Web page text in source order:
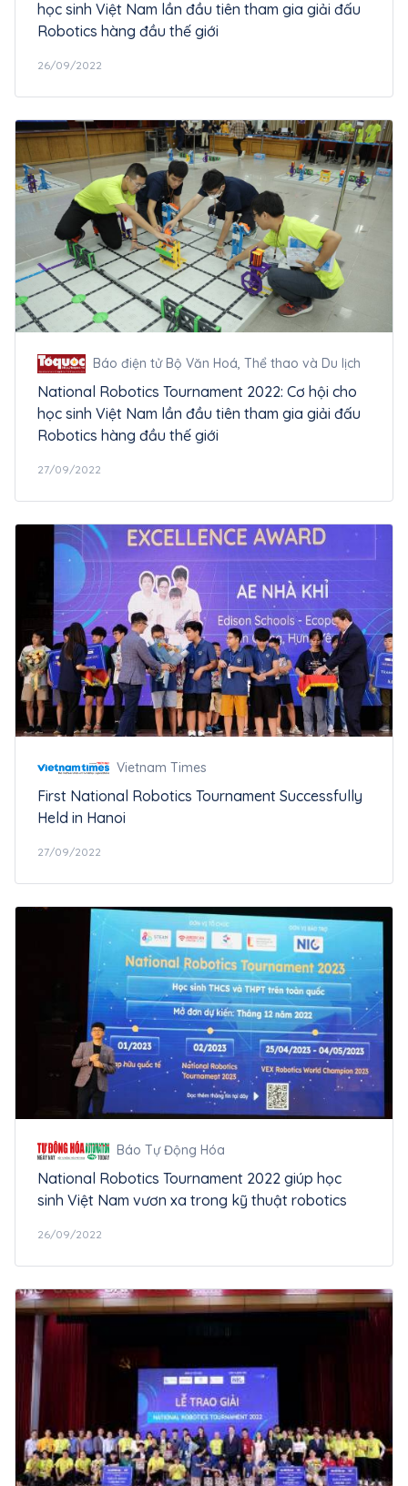
học sinh Việt Nam lần đầu tiên tham gia giải đấu
Robotics hàng đầu thế giới
26/09/2022
Báo điện tử Bộ Văn Hoá, Thể thao và Du lịch
National Robotics Tournament 2022: Cơ hội cho
học sinh Việt Nam lần đầu tiên tham gia giải đấu
Robotics hàng đầu thế giới
27/09/2022
Vietnam Times
First National Robotics Tournament Successfully
Held in Hanoi
27/09/2022
Báo Tự Động Hóa
National Robotics Tournament 2022 giúp học
sinh Việt Nam vươn xa trong kỹ thuật robotics
26/09/2022